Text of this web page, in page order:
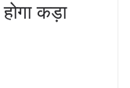
कड़ा